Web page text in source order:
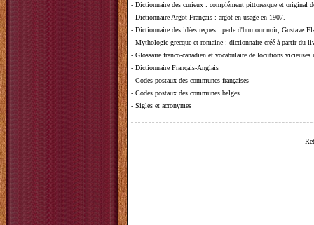
- Dictionnaire des curieux : complément pittoresque et original
- Dictionnaire Argot-Français : argot en usage en 1907.
- Dictionnaire des idées reçues : perle d'humour noir, Gustave
- Mythologie grecque et romaine : dictionnaire créé à partir du
- Glossaire franco-canadien et vocabulaire de locutions vicieuses
- Dictionnaire Français-Anglais
- Codes postaux des communes françaises
- Codes postaux des communes belges
- Sigles et acronymes